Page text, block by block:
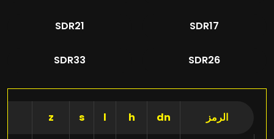
SDR17
SDR21
SDR26
SDR33
الرمز dn
h
l
s
z